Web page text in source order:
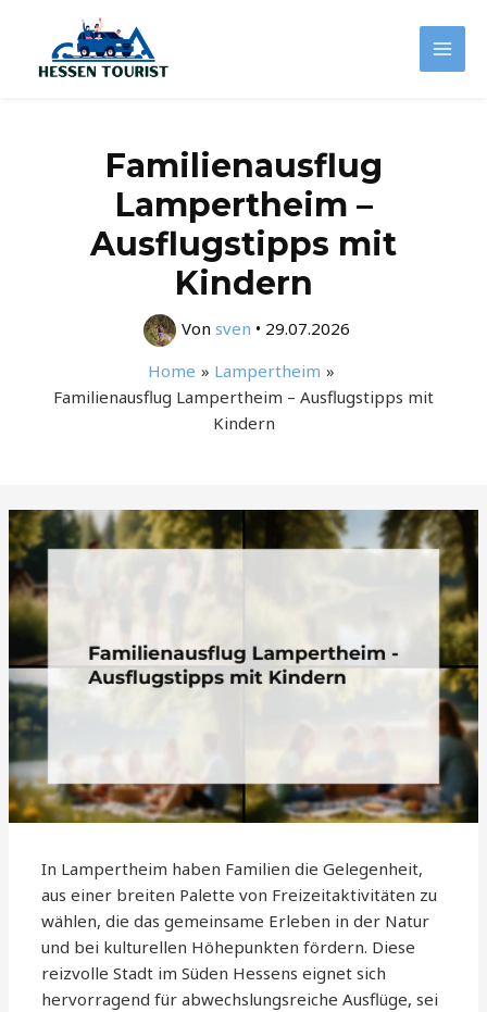
springen
Main
Familienausflug
Lampertheim –
Ausflugstipps mit
Kindern
Von sven • 29.07.2026
Home
Lampertheim
Familienausflug Lampertheim – Ausflugstipps mit
Kindern
In Lampertheim haben Familien die Gelegenheit,
aus einer breiten Palette von Freizeitaktivitäten zu
wählen, die das gemeinsame Erleben in der Natur
und bei kulturellen Höhepunkten fördern. Diese
reizvolle Stadt im Süden Hessens eignet sich
hervorragend für abwechslungsreiche Ausflüge, sei